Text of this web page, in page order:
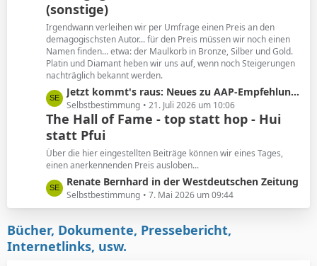
e
t
r
ä
g
e
t
e
B
e
i
t
r
ä
g
e
(sonstige)
Irgendwann verleihen wir per Umfrage einen Preis an den
demagogischsten Autor... für den Preis müssen wir noch einen
Namen finden... etwa: der Maulkorb in Bronze, Silber und Gold.
Platin und Diamant heben wir uns auf, wenn noch Steigerungen
nachträglich bekannt werden.
L
e
t
z
t
e
B
e
i
r
ä
Jetzt kommt's raus: Neues zu AAP-Empfehlung von 2012!
Selbstbestimmung 21. Juli 2026 um 10:06
The Hall of Fame - top statt hop - Hui
statt Pfui
Über die hier eingestellten Beiträge können wir eines Tages,
einen anerkennenden Preis ausloben...
L
e
t
t
e
Renate Bernhard in der Westdeutschen Zeitung
Selbstbestimmung 7. Mai 2026 um 09:44
Bücher, Dokumente, Pressebericht,
Internetlinks, usw.